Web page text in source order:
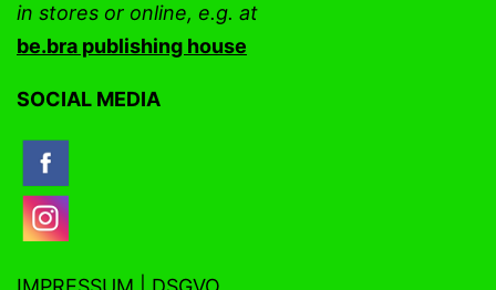
in stores or online, e.g. at
be.bra publishing house
SOCIAL MEDIA